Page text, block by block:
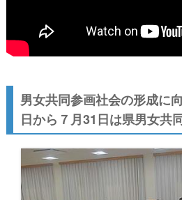
男女共同参画社会の形成に
日から７月31日は県男女共